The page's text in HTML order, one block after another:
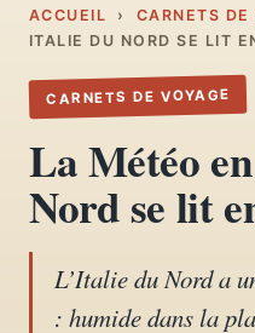
01
Récits,
Mode
Looks,
ACCUEIL › CARNETS DE
ITALIE DU NORD SE LIT
CARNETS DE VOYAGE
La Météo
Nord se lit
L’Italie du Nord a
: humide dans la